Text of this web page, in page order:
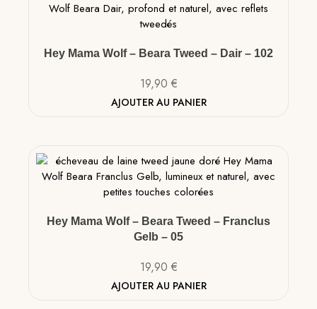
Hey Mama Wolf – Beara Tweed – Dair – 102
19,90 €
AJOUTER AU PANIER
Hey Mama Wolf – Beara Tweed – Franclus
Gelb – 05
19,90 €
AJOUTER AU PANIER